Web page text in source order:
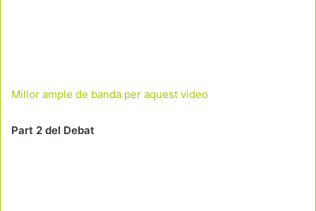
Millor ample de banda per aquest video
Part 2 del Debat